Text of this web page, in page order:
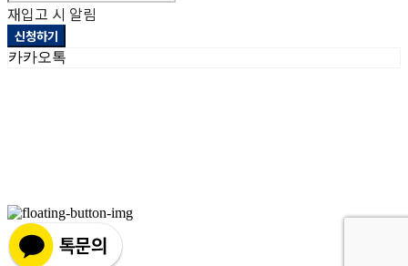
재입고 시 알림
신청하기
카카오톡